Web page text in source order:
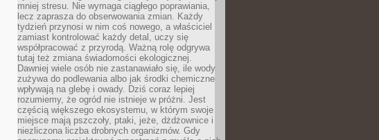
mniej stresu. Nie wymaga ciągłego poprawiania,
lecz zaprasza do obserwowania zmian. Każdy
tydzień przynosi w nim coś nowego, a właściciel
zamiast kontrolować każdy detal, uczy się
współpracować z przyrodą. Ważną rolę odgrywa
tutaj też zmiana świadomości ekologicznej.
Dawniej wiele osób nie zastanawiało się, ile wody
zużywa do podlewania albo jak środki chemiczne
wpływają na glebę i owady. Dziś coraz lepiej
rozumiemy, że ogród nie istnieje w próżni. Jest
częścią większego ekosystemu, w którym swoje
miejsce mają pszczoły, ptaki, jeże, dżdżownice i
niezliczona liczba drobnych organizmów. Gdy